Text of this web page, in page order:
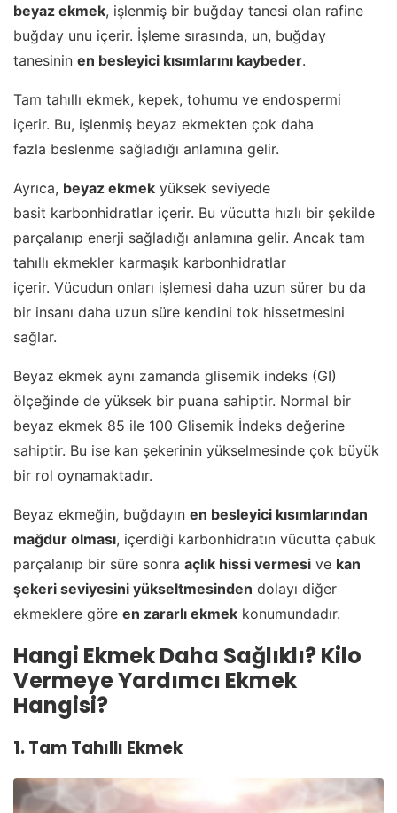
beyaz ekmek, işlenmiş bir buğday tanesi olan rafine
buğday unu içerir. İşleme sırasında, un, buğday
tanesinin en besleyici kısımlarını kaybeder.
Tam tahıllı ekmek, kepek, tohumu ve endospermi
içerir. Bu, işlenmiş beyaz ekmekten çok daha
fazla beslenme sağladığı anlamına gelir.
Ayrıca, beyaz ekmek yüksek seviyede
basit karbonhidratlar içerir. Bu vücutta hızlı bir şekilde
parçalanıp enerji sağladığı anlamına gelir. Ancak tam
tahıllı ekmekler karmaşık karbonhidratlar
içerir. Vücudun onları işlemesi daha uzun sürer bu da
bir insanı daha uzun süre kendini tok hissetmesini
sağlar.
Beyaz ekmek aynı zamanda glisemik indeks (GI)
ölçeğinde de yüksek bir puana sahiptir. Normal bir
beyaz ekmek 85 ile 100 Glisemik İndeks değerine
sahiptir. Bu ise kan şekerinin yükselmesinde çok büyük
bir rol oynamaktadır.
Beyaz ekmeğin, buğdayın en besleyici kısımlarından
mağdur olması, içerdiği karbonhidratın vücutta çabuk
parçalanıp bir süre sonra açlık hissi vermesi ve kan
şekeri seviyesini yükseltmesinden dolayı diğer
ekmeklere göre en zararlı ekmek konumundadır.
Hangi Ekmek Daha Sağlıklı? Kilo
Vermeye Yardımcı Ekmek
Hangisi?
1. Tam Tahıllı Ekmek